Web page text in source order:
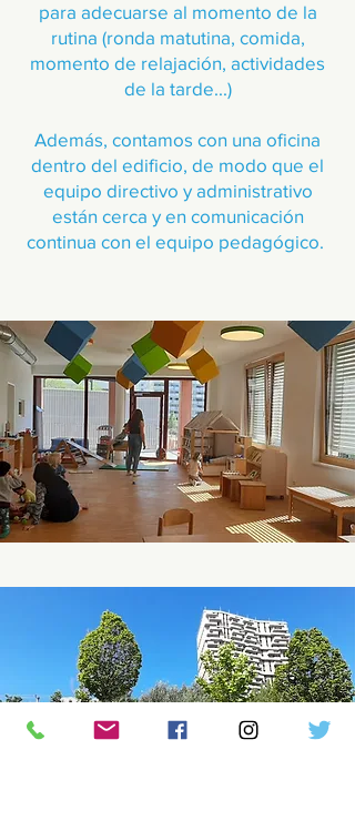
para adecuarse al momento de la
rutina (ronda matutina, comida,
momento de relajación, actividades
de la tarde...)
Además, contamos con una oficina
dentro del edificio, de modo que el
equipo directivo y administrativo
están cerca y en comunicación
continua con el equipo pedagógico.